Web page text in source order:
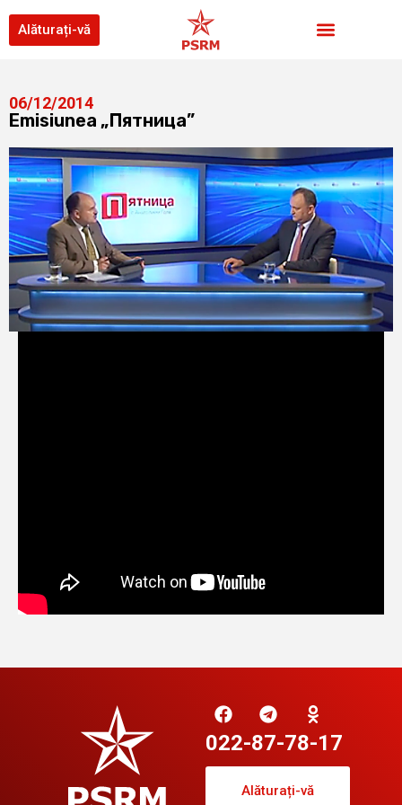
Alăturați-vă
06/12/2014
Emisiunea „Пятница”
022-87-78-17
Alăturați-vă